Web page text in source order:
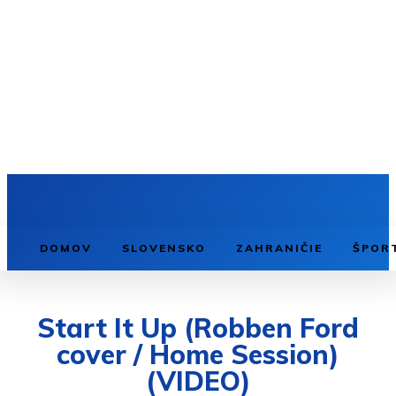
DOMOV SLOVENSKO ZAHRANIČIE
Start It Up (Robben Ford
cover / Home Session)
(VIDEO)